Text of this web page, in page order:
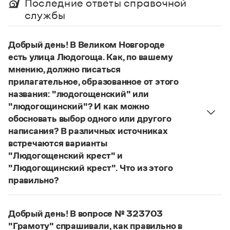
Словари русского языка как государственного
Справочники
Правила русской орфографии и пунктуации
Русский язык. Краткий теоретический курс
для школьников
Письмовник
Справочник по пунктуации
Словарь-справочник трудностей
Справочник по фразеологии
Азбучные истины
Словарь-справочник непростые слова
Все справочники портала
Новости и события
Управление в русском языке
Словарь русских имён
Словарь методических терминов
Правила русской орфографии и пунктуации
(1956)
Последние ответы справочной
службы
Добрый день! В Великом Новгороде
есть улица Людогоща. Как, по вашему
мнению, должно писаться
прилагательное, образованное от этого
названия: "людогощенский" или
"людогощинский"? И как можно
обосновать выбор одного или другого
написания? В различных источниках
встречаются варианты
"Людогощенский крест" и
"Людогощинский крест". Что из этого
правильно?
Есть орфографическое правило:
географических названий на -а(-я), пишется
Добрый день! В вопросе № 323703
"Грамоту" спрашивали, как правильно в